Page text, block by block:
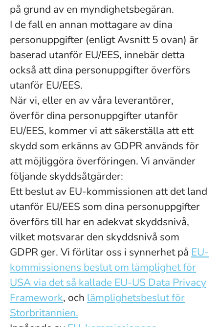
på grund av en myndighetsbegäran.
I de fall en annan mottagare av dina
personuppgifter (enligt Avsnitt 5 ovan) är
baserad utanför EU/EES, innebär detta
också att dina personuppgifter överförs
utanför EU/EES.
När vi, eller en av våra leverantörer,
överför dina personuppgifter utanför
EU/EES, kommer vi att säkerställa att ett
skydd som erkänns av GDPR används för
att möjliggöra överföringen. Vi använder
följande skyddsåtgärder:
Ett beslut av EU-kommissionen att det land
utanför EU/EES som dina personuppgifter
överförs till har en adekvat skyddsnivå,
vilket motsvarar den skyddsnivå som
GDPR ger. Vi förlitar oss i synnerhet på EU-
kommissionens beslut om lämplighet för
USA via det så kallade EU-US Data Privacy
Framework, och lämplighetsbeslut för
Storbritannien.